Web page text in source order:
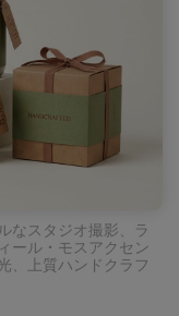
なスタジオ撮影、ラ
ール・モスアクセン
、上質ハンドクラフ